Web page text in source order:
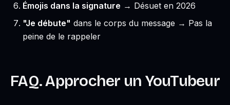
Émojis dans la signature → Désuet en 2026
"Je débute" dans le corps du message → Pas la
peine de le rappeler
FAQ. Approcher un YouTubeur